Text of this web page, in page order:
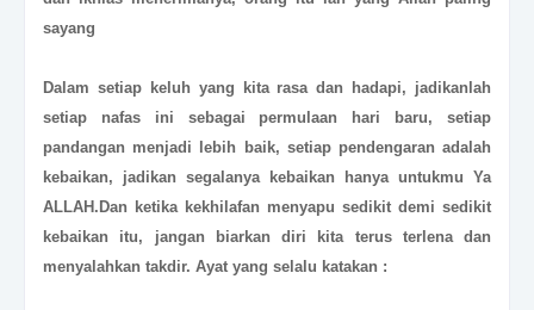
sayang
Dalam setiap keluh yang kita rasa dan hadapi, jadikanlah
setiap nafas ini sebagai permulaan hari baru, setiap
pandangan menjadi lebih baik, setiap pendengaran adalah
kebaikan, jadikan segalanya kebaikan hanya untukmu Ya
ALLAH.Dan ketika kekhilafan menyapu sedikit demi sedikit
kebaikan itu, jangan biarkan diri kita terus terlena dan
menyalahkan takdir. Ayat yang selalu katakan :